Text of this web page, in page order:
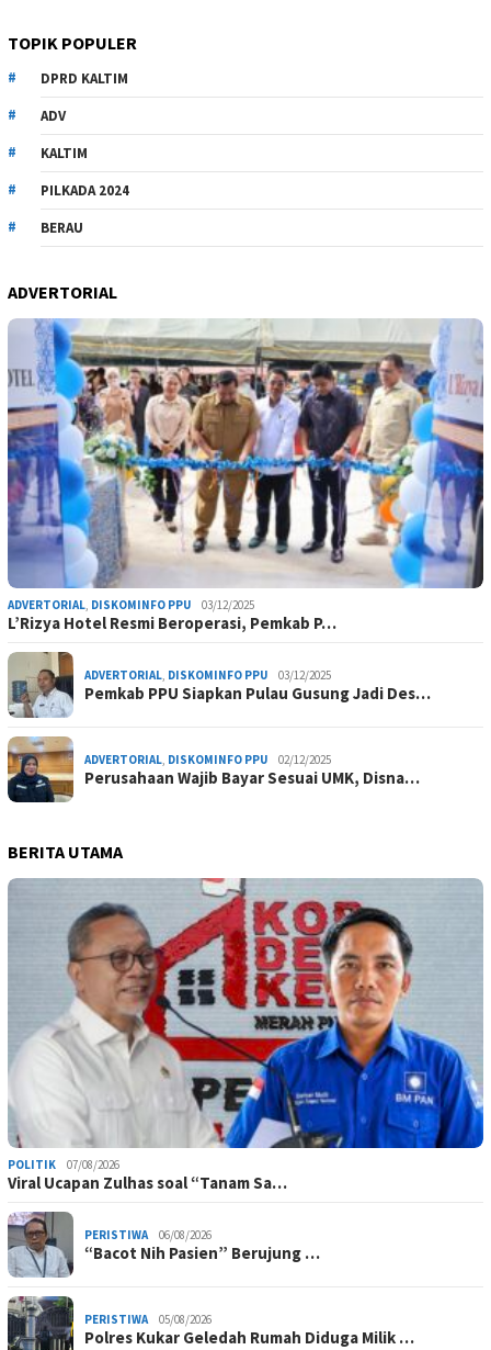
TOPIK POPULER
DPRD KALTIM
ADV
KALTIM
PILKADA 2024
BERAU
ADVERTORIAL
ADVERTORIAL, DISKOMINFO PPU 03/12/2025
L’Rizya Hotel Resmi Beroperasi, Pemkab P…
ADVERTORIAL, DISKOMINFO PPU 03/12/2025
Pemkab PPU Siapkan Pulau Gusung Jadi Des…
ADVERTORIAL, DISKOMINFO PPU 02/12/2025
Perusahaan Wajib Bayar Sesuai UMK, Disna…
BERITA UTAMA
POLITIK 07/08/2026
Viral Ucapan Zulhas soal “Tanam Sa…
PERISTIWA 06/08/2026
“Bacot Nih Pasien” Berujung …
PERISTIWA 05/08/2026
Polres Kukar Geledah Rumah Diduga Milik …